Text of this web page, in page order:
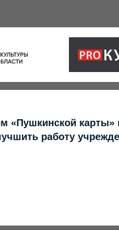
«Пушкинской карты»
работу